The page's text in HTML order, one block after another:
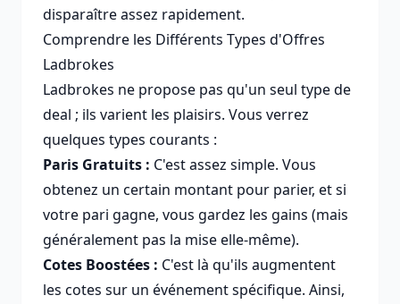
disparaître assez rapidement.
Comprendre les Différents Types d'Offres
Ladbrokes
Ladbrokes ne propose pas qu'un seul type de
deal ; ils varient les plaisirs. Vous verrez
quelques types courants :
Paris Gratuits : C'est assez simple. Vous
obtenez un certain montant pour parier, et si
votre pari gagne, vous gardez les gains (mais
généralement pas la mise elle-même).
Cotes Boostées : C'est là qu'ils augmentent
les cotes sur un événement spécifique. Ainsi,